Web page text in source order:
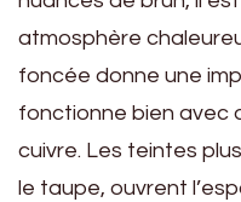
atmosphère
foncée donne une
fonctionne bien avec
cuivre. Les teintes
le taupe, ouvrent